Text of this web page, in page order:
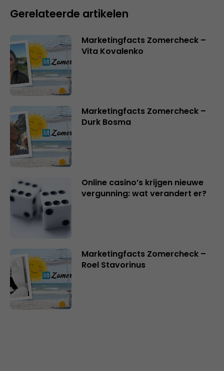
Gerelateerde artikelen
Marketingfacts Zomercheck –
Vita Kovalenko
Marketingfacts Zomercheck –
Durk Bosma
Online casino’s krijgen nieuwe
vergunning: wat verandert er?
Marketingfacts Zomercheck –
Roel Stavorinus